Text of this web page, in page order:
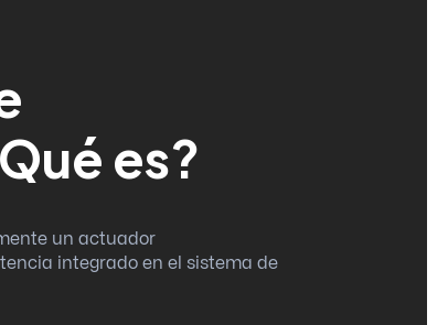
es?
un actuador
integrado en el sistema de